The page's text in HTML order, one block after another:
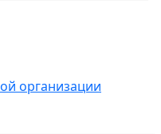
организации